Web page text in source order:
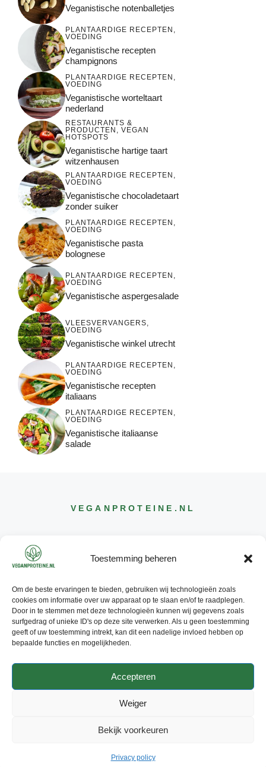
Toestemming beheren
Om de beste ervaringen te bieden, gebruiken wij technologieën zoals
cookies om informatie over uw apparaat op te slaan en/of te raadplegen.
Door in te stemmen met deze technologieën kunnen wij gegevens zoals
surfgedrag of unieke ID's op deze site verwerken. Als u geen toestemming
geeft of uw toestemming intrekt, kan dit een nadelige invloed hebben op
bepaalde functies en mogelijkheden.
Accepteren
Weiger
Bekijk voorkeuren
Privacy policy
Veganistische notenballetjes
PLANTAARDIGE RECEPTEN ,
VOEDING
Veganistische recepten
champignons
PLANTAARDIGE RECEPTEN ,
VOEDING
Veganistische worteltaart
nederland
RESTAURANTS &
PRODUCTEN , VEGAN
HOTSPOTS
Veganistische hartige taart
witzenhausen
PLANTAARDIGE RECEPTEN ,
VOEDING
Veganistische chocoladetaart
zonder suiker
PLANTAARDIGE RECEPTEN ,
VOEDING
Veganistische pasta
bolognese
PLANTAARDIGE RECEPTEN ,
VOEDING
Veganistische aspergesalade
VLEESVERVANGERS,
VOEDING
Veganistische winkel utrecht
PLANTAARDIGE RECEPTEN ,
VOEDING
Veganistische recepten
italiaans
PLANTAARDIGE RECEPTEN ,
VOEDING
Veganistische italiaanse
salade
VEGANPROTEINE .NL
CONTACT
INFO@ VEGANPROTEINE.NL
PRIVACY POLICY
CONTACT